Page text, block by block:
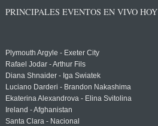
PRINCIPALES EVENTOS EN VIVO HOY
Plymouth Argyle - Exeter City
Rafael Jodar - Arthur Fils
Diana Shnaider - Iga Swiatek
Luciano Darderi - Brandon Nakashima
Ekaterina Alexandrova - Elina Svitolina
Ireland - Afghanistan
Santa Clara - Nacional